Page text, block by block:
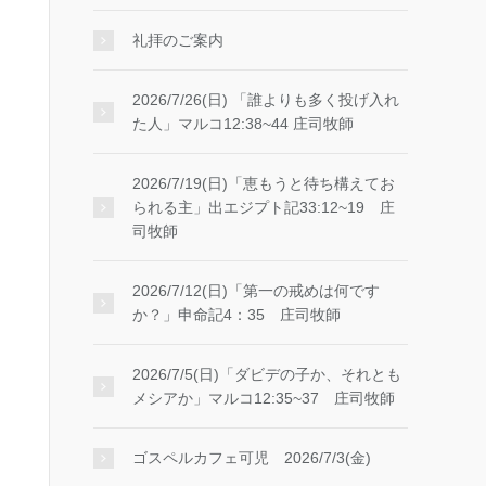
礼拝のご案内
2026/7/26(日) 「誰よりも多く投げ入れ
た人」マルコ12:38~44 庄司牧師
2026/7/19(日)「恵もうと待ち構えてお
られる主」出エジプト記33:12~19 庄
司牧師
2026/7/12(日)「第一の戒めは何です
か？」申命記4：35 庄司牧師
2026/7/5(日)「ダビデの子か、それとも
メシアか」マルコ12:35~37 庄司牧師
ゴスペルカフェ可児 2026/7/3(金)